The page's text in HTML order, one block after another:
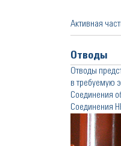
Активная
Отводы
Отводы
в требуемую
Соединения
Соединения